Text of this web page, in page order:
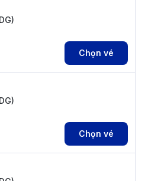
)
Chọn vé
)
Chọn vé